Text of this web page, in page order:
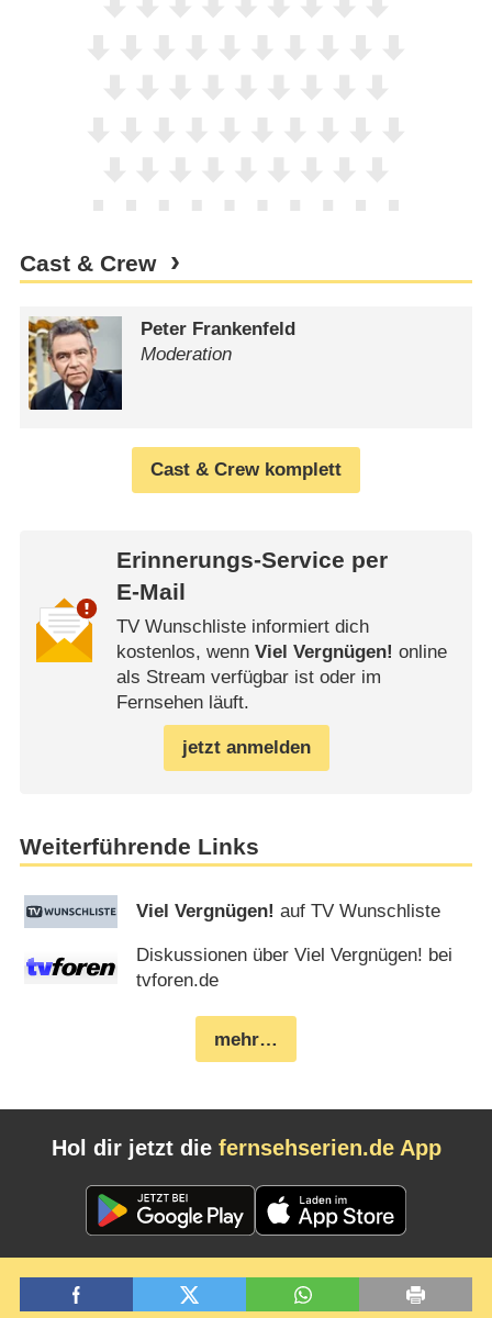
Cast & Crew
Peter Frankenfeld
Moderation
Cast & Crew komplett
Erinnerungs-Service per
E-Mail
TV Wunschliste informiert dich
kostenlos, wenn Viel Vergnügen! online
als Stream verfügbar ist oder im
Fernsehen läuft.
jetzt anmelden
Weiterführende Links
Viel Vergnügen! auf TV Wunschliste
Diskussionen über Viel Vergnügen! bei
tvforen.de
mehr…
Hol dir jetzt die fernsehserien.de App